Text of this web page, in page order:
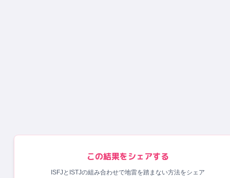
この結果をシェアする
ISFJとISTJの組み合わせで地雷を踏まない方法をシェア